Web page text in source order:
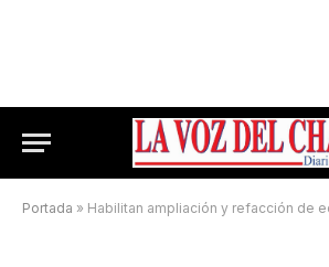
Portada » Habilitan ampliación y refacción de edificio